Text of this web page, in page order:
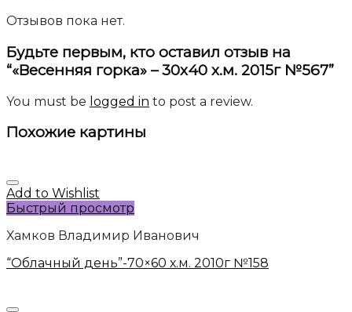
Отзывов пока нет.
Будьте первым, кто оставил отзыв на
“«Весенняя горка» – 30х40 х.м. 2015г №567”
You must be logged in to post a review.
Похожие картины
Add to Wishlist
Быстрый просмотр
Хамков Владимир Иванович
“Облачный день”-70×60 х.м. 2010г №158